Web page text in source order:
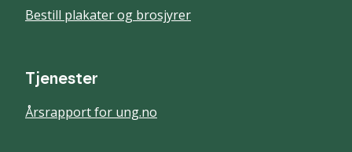
Bestill plakater og brosjyrer
Tjenester
Årsrapport for ung.no